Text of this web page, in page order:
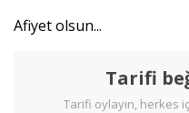
Afiyet olsun...
Tarifi
Tarifi oylayın, herkes